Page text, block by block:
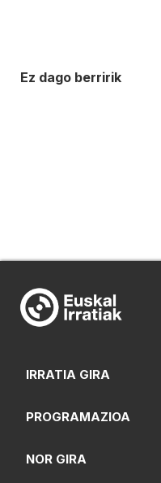
Ez dago berririk
IRRATIA GIRA
PROGRAMAZIOA
NOR GIRA